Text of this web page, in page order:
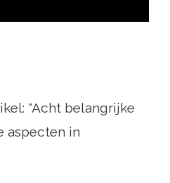
"Acht belangrijke
aspecten in